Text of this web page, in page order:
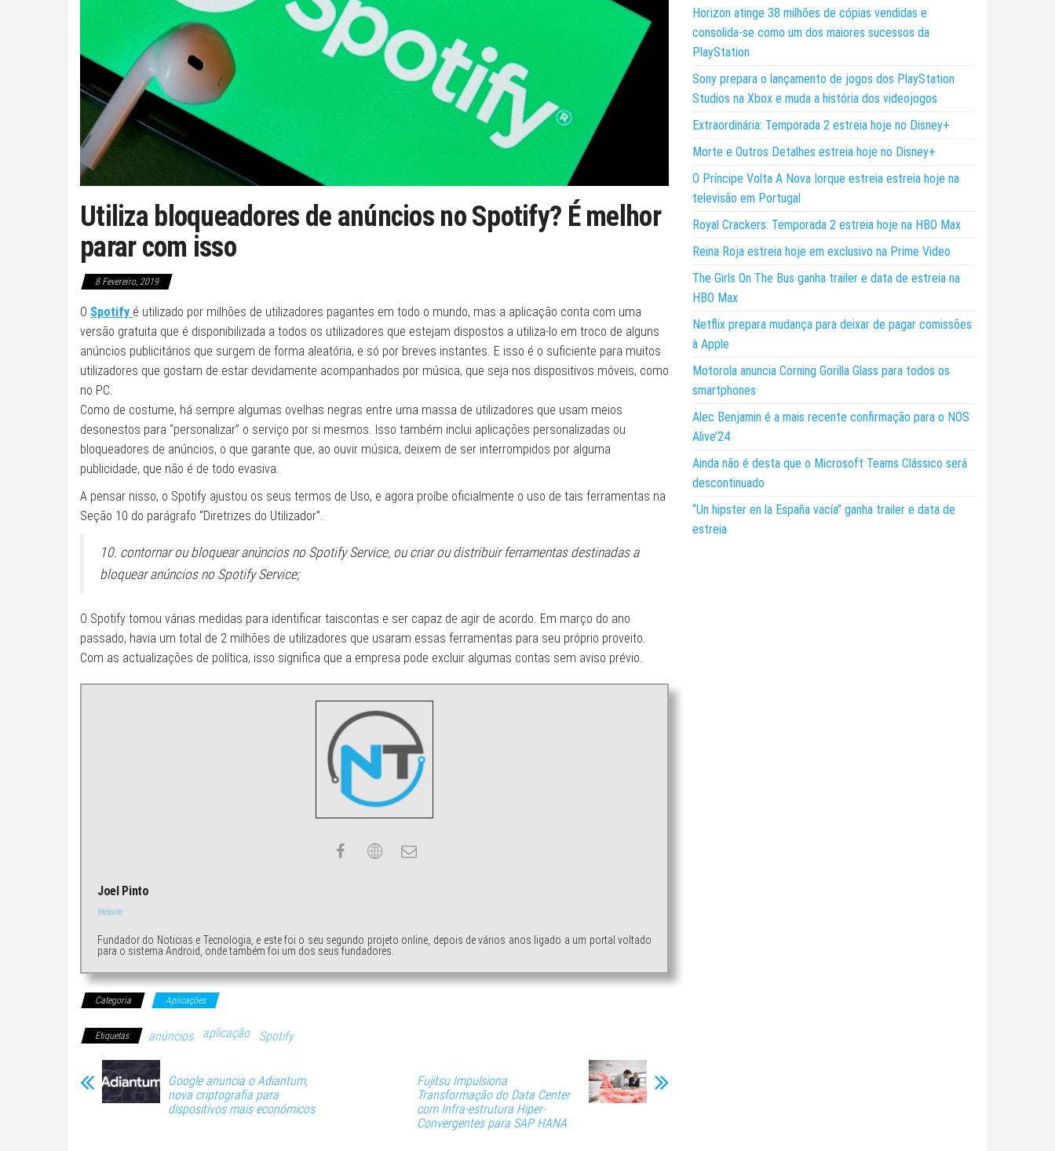
Utiliza bloqueadores de anúncios no Spotify? É melhor
parar com isso
8 Fevereiro, 2019
O Spotify é utilizado por milhões de utilizadores pagantes em todo o mundo, mas a aplicação conta com uma
versão gratuita que é disponibilizada a todos os utilizadores que estejam dispostos a utiliza-lo em troco de alguns
anúncios publicitários que surgem de forma aleatória, e só por breves instantes. E isso é o suficiente para muitos
utilizadores que gostam de estar devidamente acompanhados por música, que seja nos dispositivos móveis, como
no PC.
Como de costume, há sempre algumas ovelhas negras entre uma massa de utilizadores que usam meios
desonestos para “personalizar” o serviço por si mesmos. Isso também inclui aplicações personalizadas ou
bloqueadores de anúncios, o que garante que, ao ouvir música, deixem de ser interrompidos por alguma
publicidade, que não é de todo evasiva.
A pensar nisso, o Spotify ajustou os seus termos de Uso, e agora proíbe oficialmente o uso de tais ferramentas na
Seção 10 do parágrafo “Diretrizes do Utilizador”.
10. contornar ou bloquear anúncios no Spotify Service, ou criar ou distribuir ferramentas destinadas a
bloquear anúncios no Spotify Service;
O Spotify tomou várias medidas para identificar taiscontas e ser capaz de agir de acordo. Em março do ano
passado, havia um total de 2 milhões de utilizadores que usaram essas ferramentas para seu próprio proveito.
Com as actualizações de política, isso significa que a empresa pode excluir algumas contas sem aviso prévio.
Joel Pinto
Website
Fundador do Noticias e Tecnologia, e este foi o seu segundo projeto online, depois de vários anos ligado a um portal voltado
para o sistema Android, onde também foi um dos seus fundadores.
Categoria Aplicações
Etiquetas anúncios aplicação Spotify
Google anuncia o Adiantum,
nova criptografia para
dispositivos mais económicos
Fujitsu Impulsiona
Transformação do Data Center
com Infra-estrutura Hiper-
Convergentes para SAP HANA
Horizon atinge 38 milhões de cópias vendidas e
consolida-se como um dos maiores sucessos da
PlayStation
Sony prepara o lançamento de jogos dos PlayStation
Studios na Xbox e muda a história dos videojogos
Extraordinária: Temporada 2 estreia hoje no Disney+
Morte e Outros Detalhes estreia hoje no Disney+
O Príncipe Volta A Nova Iorque estreia estreia hoje na
televisão em Portugal
Royal Crackers: Temporada 2 estreia hoje na HBO Max
Reina Roja estreia hoje em exclusivo na Prime Video
The Girls On The Bus ganha trailer e data de estreia na
HBO Max
Netflix prepara mudança para deixar de pagar comissões
à Apple
Motorola anuncia Corning Gorilla Glass para todos os
smartphones
Alec Benjamin é a mais recente confirmação para o NOS
Alive’24
Ainda não é desta que o Microsoft Teams Clássico será
descontinuado
“Un hipster en la España vacía” ganha trailer e data de
estreia